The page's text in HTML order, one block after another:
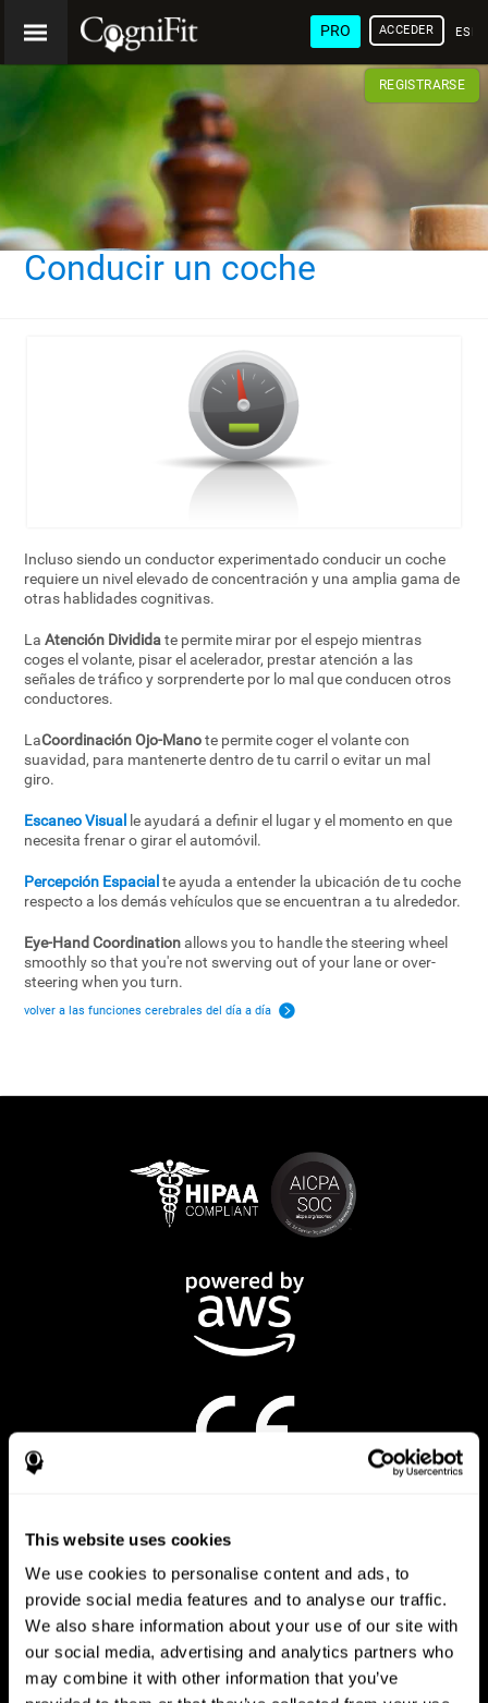
This website uses cookies
We use cookies to personalise content and ads, to
provide social media features and to analyse our traffic.
We also share information about your use of our site with
our social media, advertising and analytics partners who
may combine it with other information that you’ve
PRO ACCEDER
REGISTRARSE
Conducir un coche
Incluso siendo un conductor experimentado conducir un coche
requiere un nivel elevado de concentración y una amplia gama de
otras hablidades cognitivas.
LaAtención Divididate permite mirar por el espejo mientras
coges el volante, pisar el acelerador, prestar atención a las
señales de tráfico y sorprenderte por lo mal que conducen otros
conductores.
LaCoordinación Ojo-Manote permite coger el volante con
suavidad, para mantenerte dentro de tu carril o evitar un mal
giro.
Escaneo Visual le ayudará a definir el lugar y el momento en que
necesita frenar o girar el automóvil.
Percepción Espacial te ayuda a entender la ubicación de tu coche
respecto a los demás vehículos que se encuentran a tu alrededor.
Eye-Hand Coordinationallows you to handle the steering wheel
smoothly so that you're not swerving out of your lane or over-
steering when you turn.
volver a las funciones cerebrales del día a día